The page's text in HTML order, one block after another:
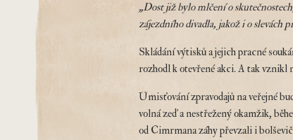
„Dost již bylo mlčení o
zájezdního divadla, jakož i o slevách
Skládání výtisků a jejich pracné
rozhodl k otevřené akci. A tak vznikl
Umisťování zpravodajů na veřejné
volná zeď a nestřežený okamžik,
od Cimrmana záhy převzali i